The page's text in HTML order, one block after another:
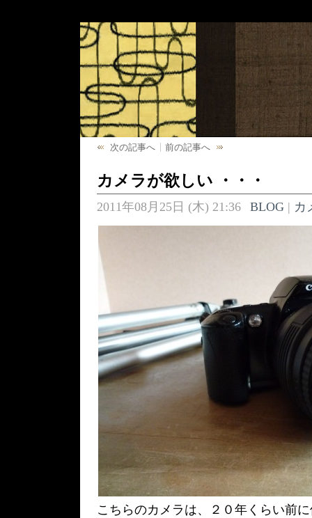
次の記事へ 前の記事へ
カメラが欲しい ・・・
2011年08月25日 (木) 21:36 BLOG| カ
こちらのカメラは、２０年くらい前